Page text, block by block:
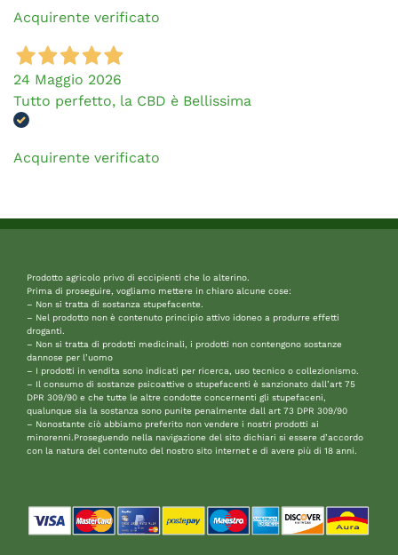
Acquirente verificato
24 Maggio 2026
Tutto perfetto, la CBD è Bellissima
Acquirente verificato
Prodotto agricolo privo di eccipienti che lo alterino.
Prima di proseguire, vogliamo mettere in chiaro alcune cose:
– Non si tratta di sostanza stupefacente.
– Nel prodotto non è contenuto principio attivo idoneo a produrre effetti
droganti.
– Non si tratta di prodotti medicinali, i prodotti non contengono sostanze
dannose per l’uomo
– I prodotti in vendita sono indicati per ricerca, uso tecnico o collezionismo.
– Il consumo di sostanze psicoattive o stupefacenti è sanzionato dall’art 75
DPR 309/90 e che tutte le altre condotte concernenti gli stupefaceni,
qualunque sia la sostanza sono punite penalmente dall art 73 DPR 309/90
– Nonostante ciò abbiamo preferito non vendere i nostri prodotti ai
minorenni.Proseguendo nella navigazione del sito dichiari si essere d’accordo
con la natura del contenuto del nostro sito internet e di avere più di 18 anni.